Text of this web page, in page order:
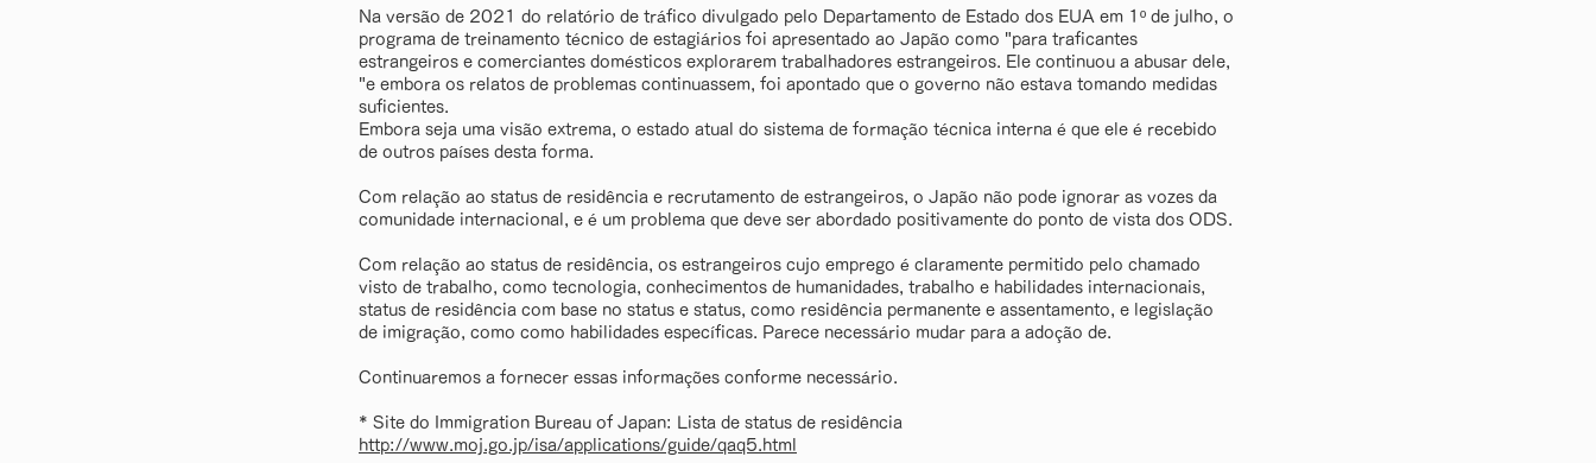
Na versão de 2021 do relatório de tráfico divulgado pelo Departamento de Estado dos EUA em 1º de julho, o
programa de treinamento técnico de estagiários foi apresentado ao Japão como "para traficantes
estrangeiros e comerciantes domésticos explorarem trabalhadores estrangeiros. Ele continuou a abusar dele,
"e embora os relatos de problemas continuassem, foi apontado que o governo não estava tomando medidas
suficientes.
Embora seja uma visão extrema, o estado atual do sistema de formação técnica interna é que ele é recebido
de outros países desta forma.
Com relação ao status de residência e recrutamento de estrangeiros, o Japão não pode ignorar as vozes da
comunidade internacional, e é um problema que deve ser abordado positivamente do ponto de vista dos ODS.
Com relação ao status de residência, os estrangeiros cujo emprego é claramente permitido pelo chamado
visto de trabalho, como tecnologia, conhecimentos de humanidades, trabalho e habilidades internacionais,
status de residência com base no status e status, como residência permanente e assentamento, e legislação
de imigração, como como habilidades específicas. Parece necessário mudar para a adoção de.
Continuaremos a fornecer essas informações conforme necessário.
* Site do Immigration Bureau of Japan: Lista de status de residência
http://www.moj.go.jp/isa/applications/guide/qaq5.html